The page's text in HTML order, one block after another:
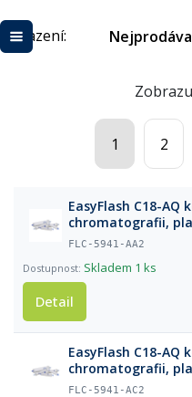
Řazení:
1 2
EasyFlash C18-AQ
chromatografii,
ks
FLC-5941-AA2
Skladem 1 ks
Detail
EasyFlash C18-AQ
chromatografii,
ks
FLC-5941-AC2